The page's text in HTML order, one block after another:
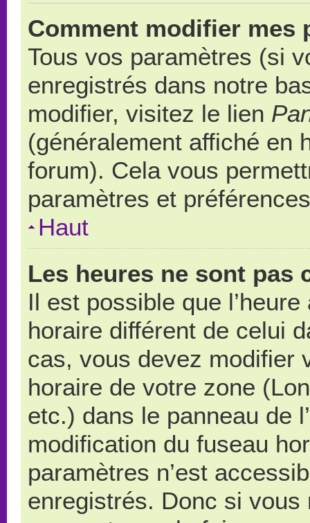
Comment modifier mes
Tous vos paramètres (si
enregistrés dans notre
modifier, visitez le lien
(généralement affiché en
forum). Cela vous
paramètres et
Haut
Les heures ne sont pas
Il est possible que
horaire différent de celui
cas, vous devez modifier
horaire de votre zone
etc.) dans le panneau de
modification du fuseau
paramètres n’est
enregistrés. Donc si vous